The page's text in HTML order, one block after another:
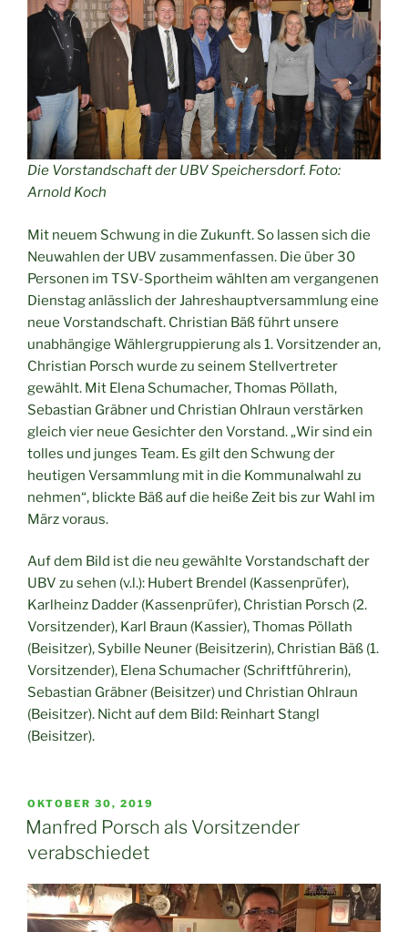
Die Vorstandschaft der UBV Speichersdorf. Foto:
Arnold Koch
Mit neuem Schwung in die Zukunft. So lassen sich die
Neuwahlen der UBV zusammenfassen. Die über 30
Personen im TSV-Sportheim wählten am vergangenen
Dienstag anlässlich der Jahreshauptversammlung eine
neue Vorstandschaft. Christian Bäß führt unsere
unabhängige Wählergruppierung als 1. Vorsitzender an,
Christian Porsch wurde zu seinem Stellvertreter
gewählt. Mit Elena Schumacher, Thomas Pöllath,
Sebastian Gräbner und Christian Ohlraun verstärken
gleich vier neue Gesichter den Vorstand. „Wir sind ein
tolles und junges Team. Es gilt den Schwung der
heutigen Versammlung mit in die Kommunalwahl zu
nehmen“, blickte Bäß auf die heiße Zeit bis zur Wahl im
März voraus.
Auf dem Bild ist die neu gewählte Vorstandschaft der
UBV zu sehen (v.l.): Hubert Brendel (Kassenprüfer),
Karlheinz Dadder (Kassenprüfer), Christian Porsch (2.
Vorsitzender), Karl Braun (Kassier), Thomas Pöllath
(Beisitzer), Sybille Neuner (Beisitzerin), Christian Bäß (1.
Vorsitzender), Elena Schumacher (Schriftführerin),
Sebastian Gräbner (Beisitzer) und Christian Ohlraun
(Beisitzer). Nicht auf dem Bild: Reinhart Stangl
(Beisitzer).
VERÖFFENTLICHT
AM
OKTOBER 30, 2019
Manfred Porsch als Vorsitzender
verabschiedet